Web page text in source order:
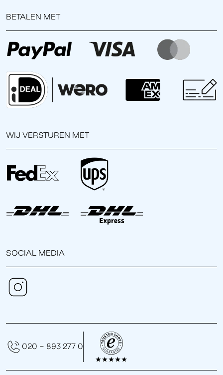
BETALEN MET
WIJ VERSTUREN MET
SOCIAL MEDIA
020 - 893 277 0